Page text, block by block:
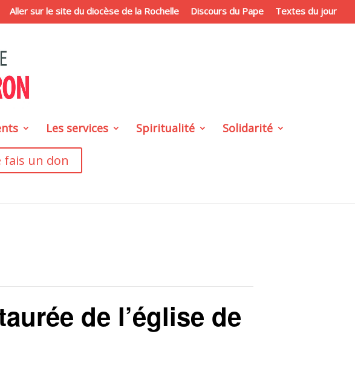
Aller sur le site du diocèse de la Rochelle Discours du Pape Textes du jour
Les services Spiritualité Solidarité
fais un don
de l’église de